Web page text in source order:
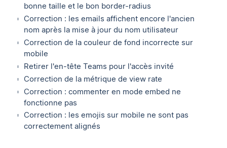
bonne taille et le bon border-radius
Correction : les emails affichent encore l'ancien
nom après la mise à jour du nom utilisateur
Correction de la couleur de fond incorrecte sur
mobile
Retirer l'en-tête Teams pour l'accès invité
Correction de la métrique de view rate
Correction : commenter en mode embed ne
fonctionne pas
Correction : les emojis sur mobile ne sont pas
correctement alignés